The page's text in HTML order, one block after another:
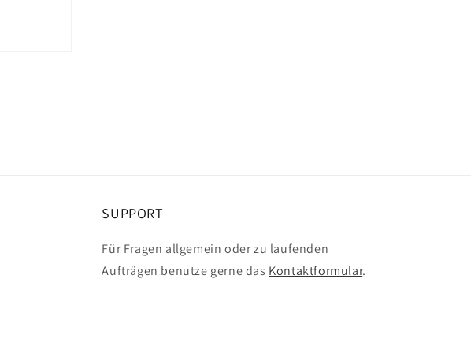
SUPPORT
Für Fragen allgemein oder zu laufenden
Aufträgen benutze gerne das Kontaktformular.